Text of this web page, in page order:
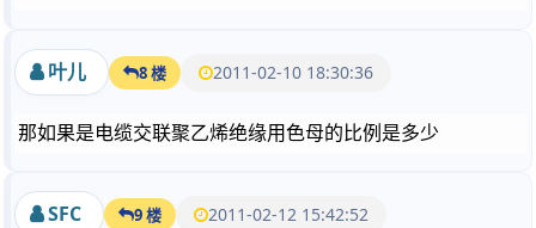
叶儿 8 楼 2011-02-10 18:30:36
那如果是电缆交联聚乙烯绝缘用色母的比例是多少
SFC 9 楼 2011-02-12 15:42:52